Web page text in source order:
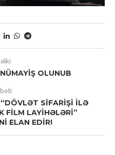
OLUNUB
SİFARİŞİ İLƏ
FİLM LAYİHƏLƏRİ”
ELAN EDİR!